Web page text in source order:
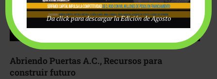
Abriendo Puertas A.C., Recursos para
construir futuro
Da click para descargar la Edición de Agosto